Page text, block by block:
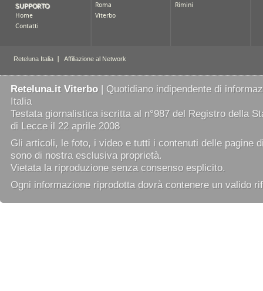
Reteluna.it Viterbo | Quotidiano indipendente di
Italia
Testata giornalistica iscritta al n°987 del Registro della
di Lecce il 22 aprile 2008
Gli articoli, le foto, i video e tutti i contenuti delle pagine
sono di nostra esclusiva proprietà.
Vietata la riproduzione senza consenso esplicito.
Ogni informazione riprodotta dovrà contenere un valido